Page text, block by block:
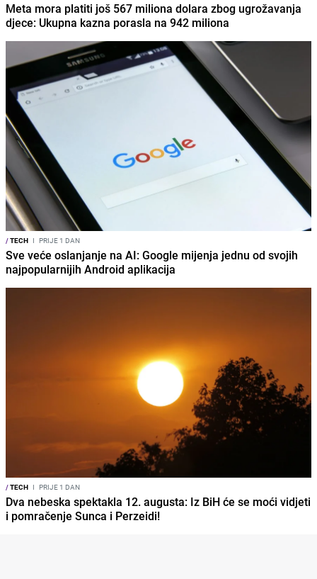
Meta mora platiti još 567 miliona dolara zbog ugrožavanja
djece: Ukupna kazna porasla na 942 miliona
/TECH I PRIJE 1 DAN
Sve veće oslanjanje na AI: Google mijenja jednu od svojih
najpopularnijih Android aplikacija
/TECH I PRIJE 1 DAN
Dva nebeska spektakla 12. augusta: Iz BiH će se moći vidjeti
i pomračenje Sunca i Perzeidi!